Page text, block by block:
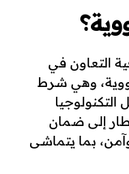
باتفاقية التعاون في
وهي شرط
التكنولوجيا
إلى ضمان
بما يتماشى